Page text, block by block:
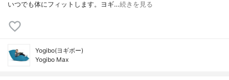
いつでも体にフィットします。ヨギ…続きを見る
Yogibo(ヨギボー)
Yogibo Max